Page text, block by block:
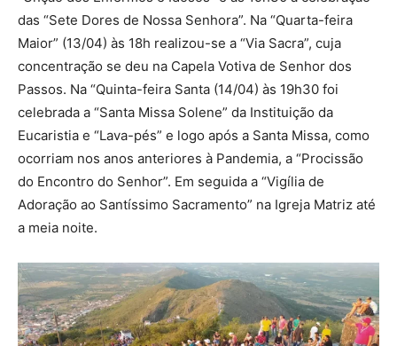
das “Sete Dores de Nossa Senhora”. Na “Quarta-feira
Maior” (13/04) às 18h realizou-se a “Via Sacra”, cuja
concentração se deu na Capela Votiva de Senhor dos
Passos. Na “Quinta-feira Santa (14/04) às 19h30 foi
celebrada a “Santa Missa Solene” da Instituição da
Eucaristia e “Lava-pés” e logo após a Santa Missa, como
ocorriam nos anos anteriores à Pandemia, a “Procissão
do Encontro do Senhor”. Em seguida a “Vigília de
Adoração ao Santíssimo Sacramento” na Igreja Matriz até
a meia noite.